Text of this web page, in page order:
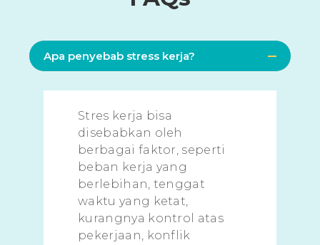
Apa penyebab stress kerja?
Stres kerja bisa
disebabkan oleh
berbagai faktor, seperti
beban kerja yang
berlebihan, tenggat
waktu yang ketat,
kurangnya kontrol atas
pekerjaan, konflik